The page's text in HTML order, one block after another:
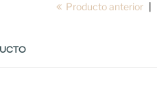
Producto anterior |